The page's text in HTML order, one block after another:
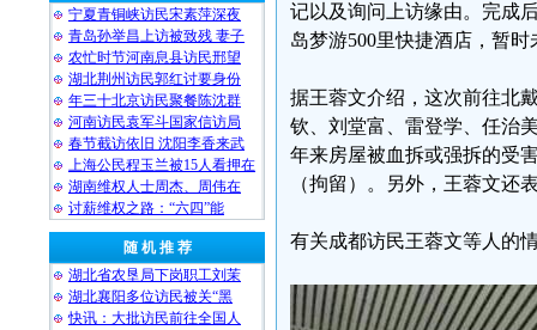
宁夏青铜峡访民宋素萍深夜
青岛孙举昌上访被致残 妻子
农忙时节河南息县访民邢望
湖北荆州访民郭红讨要身份
年三十北京访民聚餐陈沈群
河南访民袁军斗国家信访局
春节截访依旧 沈阳李香来武
上海公民程玉兰被15人看押在
湖南维权人士周杰、周伟在
讨薪维权之路：“六四”能
随 机 推 荐
湖北省农垦局下岗职工刘茉
湖北襄阳多位访民被关“黑
快讯：大批访民前往全国人
记以及询问上访缘由。完成
岛梦游500里快捷酒店，暂
据王蓉文介绍，这次前往北
钦、刘堂富、雷登学、任治
年来房屋被血拆或强拆的受
（拘留）。另外，王蓉文还
有关成都访民王蓉文等人的